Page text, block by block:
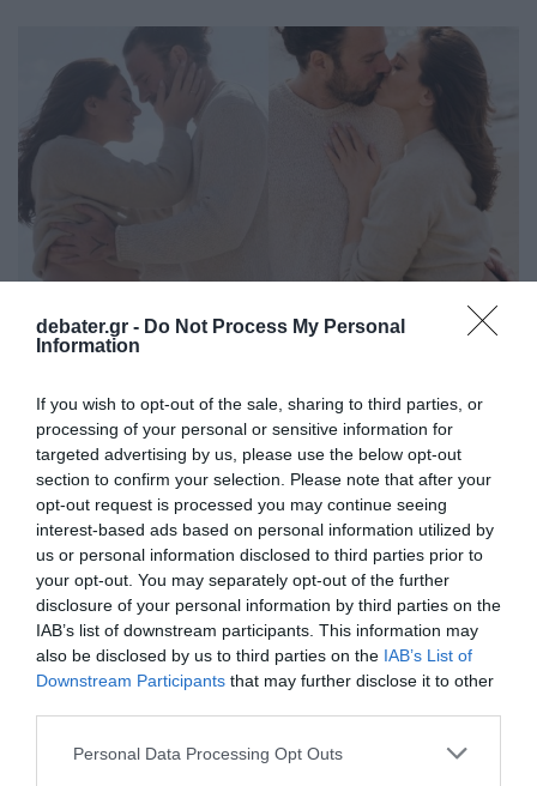
debater.gr - Do Not Process My Personal
Information
If you wish to opt-out of the sale, sharing to third parties, or
processing of your personal or sensitive information for
targeted advertising by us, please use the below opt-out
section to confirm your selection. Please note that after your
opt-out request is processed you may continue seeing
interest-based ads based on personal information utilized by
us or personal information disclosed to third parties prior to
your opt-out. You may separately opt-out of the further
disclosure of your personal information by third parties on the
IAB’s list of downstream participants. This information may
also be disclosed by us to third parties on the IAB’s List of
Downstream Participants that may further disclose it to other
Please note that this website/app uses one or more Google
Personal Data Processing Opt Outs
Ευρυδίκη Βαλαβάνη: Ο τρόπος που
ανακοίνωσε στον Γρηγόρη Μόργκαν ότι είναι
έγκυος – Τι αποκάλυψε
Η παρουσιάστρια και δημοσιογράφος είναι έγκυος
στον πέμπτο μήνα
10.03.2025 - 11:00